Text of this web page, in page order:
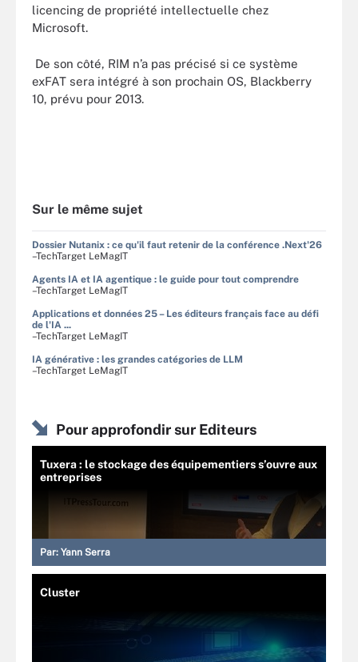
licencing de propriété intellectuelle chez
Microsoft.
De son côté, RIM n’a pas précisé si ce système
exFAT sera intégré à son prochain OS, Blackberry
10, prévu pour 2013.
Sur le même sujet
Dossier Nutanix : ce qu'il faut retenir de la conférence .Next'26
–TechTarget LeMagIT
Agents IA et IA agentique : le guide pour tout comprendre
–TechTarget LeMagIT
Applications et données 25 – Les éditeurs français face au défi
de l'IA ...
–TechTarget LeMagIT
IA générative : les grandes catégories de LLM
–TechTarget LeMagIT
Pour approfondir sur Editeurs
Tuxera : le stockage des équipementiers s’ouvre aux
entreprises
Par: Yann Serra
Cluster